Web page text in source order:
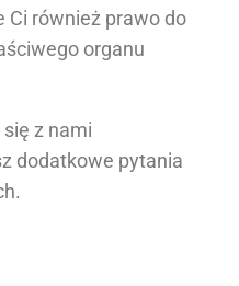
Ci również prawo do
organu
z nami
dodatkowe pytania